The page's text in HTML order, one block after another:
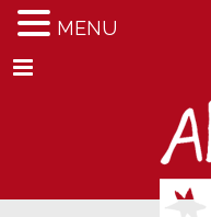
Menu
MENU